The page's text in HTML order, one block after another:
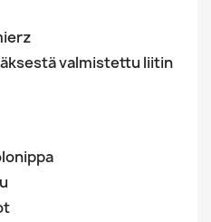
valmistettu liitin